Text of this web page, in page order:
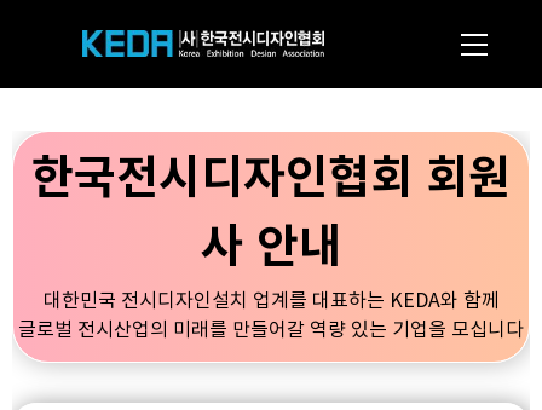
한국전시디자인협회 회원
사 안내
대한민국 전시디자인설치 업계를 대표하는 KEDA와 함께
글로벌 전시산업의 미래를 만들어갈 역량 있는 기업을 모십니다